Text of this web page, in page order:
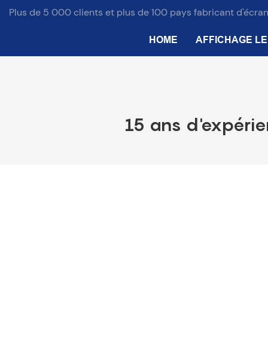
Plus de 5 000 clients et plus de 100 pays fabricant
HOME AFFICHAGE
15 ans